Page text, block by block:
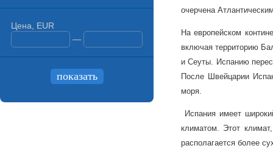
очерчена
На европейском
включая территорию
и Сеуты. Испанию
После Швейцарии
моря.
Испания имеет
климатом. Этот
располагается более
Цена, EUR
—